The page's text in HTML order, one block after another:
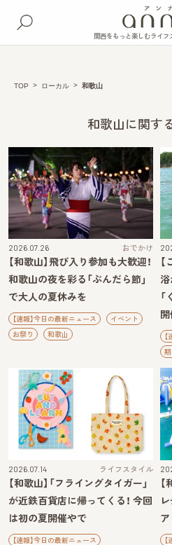
関西をもっと楽しむライフ
TOP ローカル 和歌山
和歌山に関す
2026.07.26 おでかけ
【和歌山】飛び入り参加も大歓迎！
和歌山の夜を彩る「ぶんだら節」
で大人の夏休みを
【速報】今日の最新ニュース
イベント
お祭り
和歌山
開
2026.07.14 ライフスタイル
【和歌山】「フライングタイガー」
が近鉄百貨店に帰ってくる！ 今回
は初の夏開催やで
【速報】今日の最新ニュース